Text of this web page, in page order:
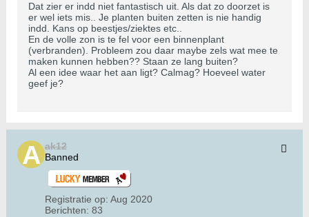
Dat zier er indd niet fantastisch uit. Als dat zo doorzet is
er wel iets mis.. Je planten buiten zetten is nie handig
indd. Kans op beestjes/ziektes etc..
En de volle zon is te fel voor een binnenplant
(verbranden). Probleem zou daar maybe zels wat mee te
maken kunnen hebben?? Staan ze lang buiten?
Al een idee waar het aan ligt? Calmag? Hoeveel water
geef je?
ak12
Banned
Registratie op: Aug 2020
Berichten: 83